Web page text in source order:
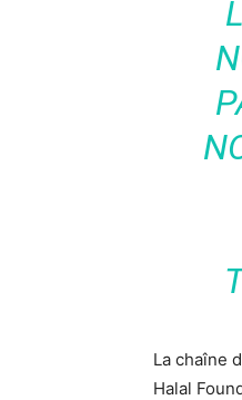
La chaîne
Halal